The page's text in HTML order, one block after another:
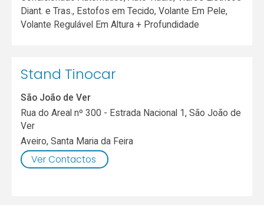
Diant. e Tras., Estofos em Tecido, Volante Em Pele,
Volante Regulável Em Altura + Profundidade
Stand Tinocar
São João de Ver
Rua do Areal nº 300 - Estrada Nacional 1, São João de
Ver
Aveiro,Santa Maria da Feira
Ver Contactos